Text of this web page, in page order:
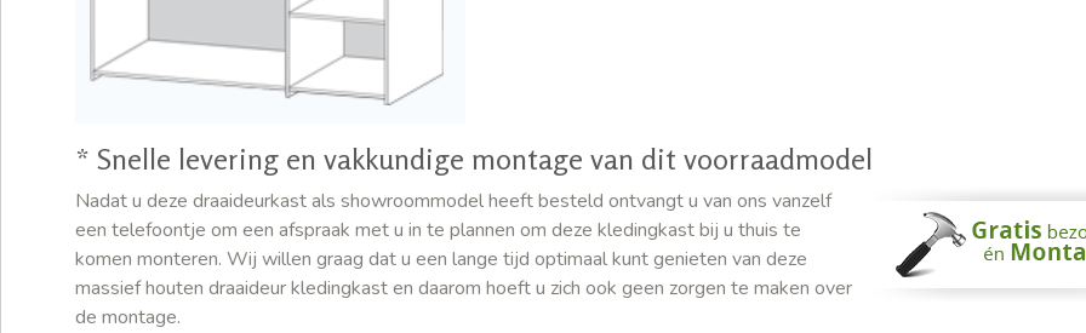
* Snelle levering en vakkundige montage van dit voorraadmodel
Nadat u deze draaideurkast als showroommodel heeft besteld ontvangt u van ons vanzelf
een telefoontje om een afspraak met u in te plannen om deze kledingkast bij u thuis te
komen monteren. Wij willen graag dat u een lange tijd optimaal kunt genieten van deze
massief houten draaideur kledingkast en daarom hoeft u zich ook geen zorgen te maken over
de montage.